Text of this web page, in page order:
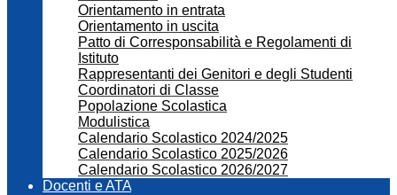
Orientamento in entrata
Orientamento in uscita
Patto di Corresponsabilità e Regolamenti di
Istituto
Rappresentanti dei Genitori e degli Studenti
Coordinatori di Classe
Popolazione Scolastica
Modulistica
Calendario Scolastico 2024/2025
Calendario Scolastico 2025/2026
Calendario Scolastico 2026/2027
Docenti e ATA